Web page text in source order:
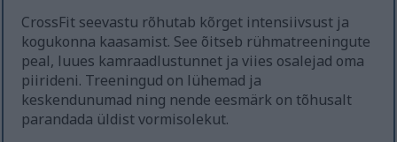
CrossFit seevastu rõhutab kõrget intensiivsust ja
kogukonna kaasamist. See õitseb rühmatreeningute
peal, luues kamraadlustunnet ja viies osalejad oma
piirideni. Treeningud on lühemad ja
keskendunumad ning nende eesmärk on tõhusalt
parandada üldist vormisolekut.